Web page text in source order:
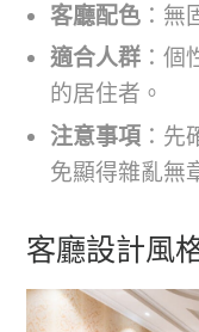
客廳配色 ：無
適合人群 ：
的居住者。
注意事項 ：
免顯得雜亂無
客廳設計風